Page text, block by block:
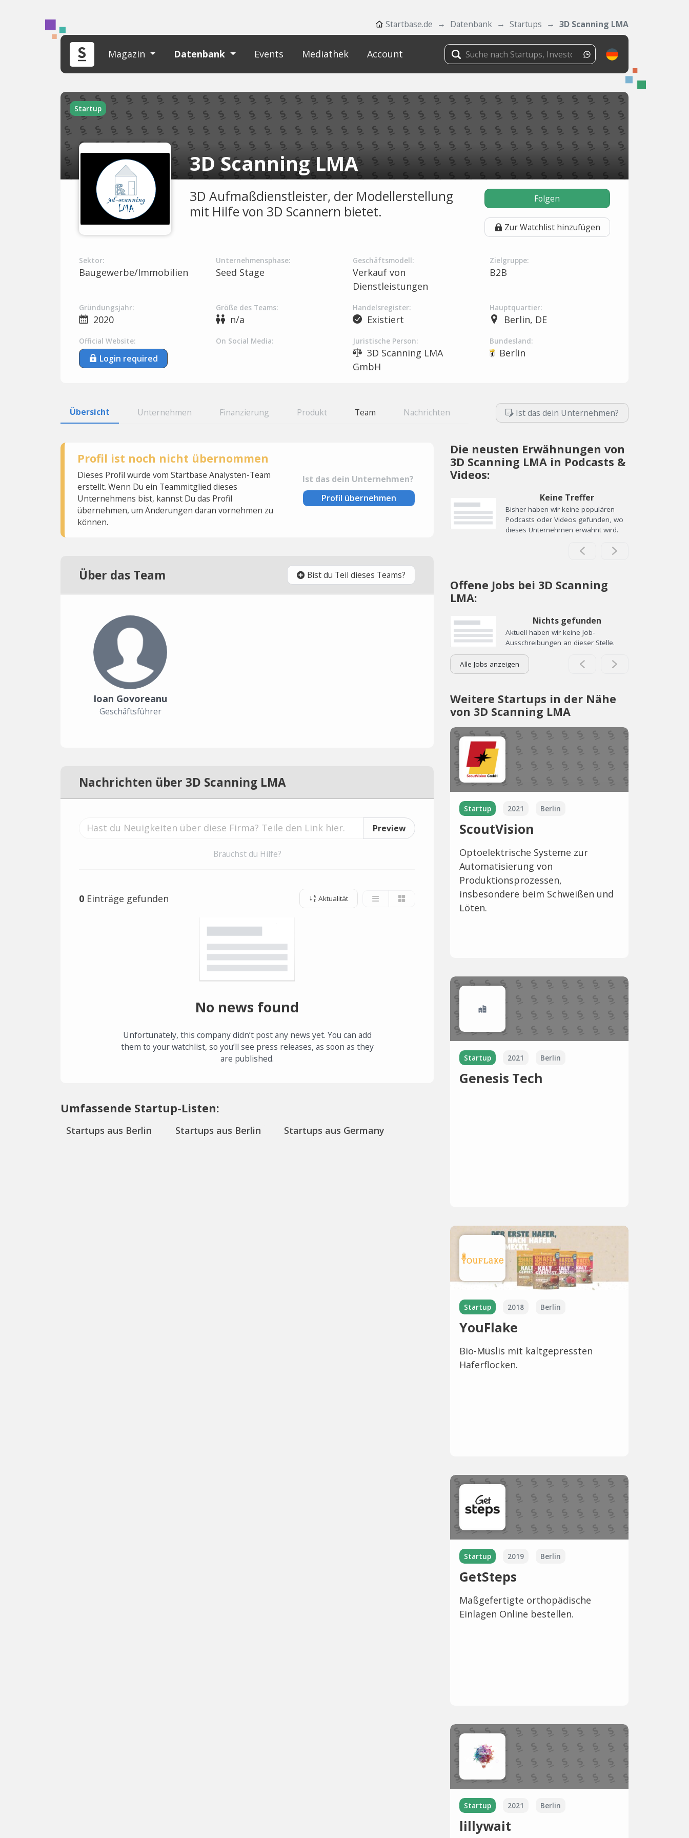
Startbase.de Datenbank Startups 3D Scanning LMA
Magazin Datenbank Events Mediathek Account
Startup
3D Scanning LMA
3D Aufmaßdienstleister, der Modellerstellung
mit Hilfe von 3D Scannern bietet.
Folgen
Zur Watchlist hinzufügen
Sektor:
Baugewerbe/Immobilien
Unternehmensphase:
Seed Stage
Geschäftsmodell:
Verkauf von
Dienstleistungen
Zielgruppe:
B2B
Gründungsjahr:
2020
Größe des Teams:
n/a
Handelsregister:
Existiert
Hauptquartier:
Berlin, DE
Official Website:
Login required
On Social Media: Juristische Person:
3D Scanning LMA
GmbH
Bundesland:
Berlin
Übersicht Unternehmen Finanzierung Produkt Team Nachrichten Ist das dein Unternehmen?
Profil ist noch nicht übernommen
Dieses Profil wurde vom Startbase Analysten-Team
erstellt. Wenn Du ein Teammitglied dieses
Unternehmens bist, kannst Du das Profil
übernehmen, um Änderungen daran vornehmen zu
können.
Ist das dein Unternehmen?
Profil übernehmen
Über das Team Bist du Teil dieses Teams?
Ioan Govoreanu
Geschäftsführer
Nachrichten über 3D Scanning LMA
Preview
Brauchst du Hilfe?
0 Einträge gefunden Aktualität
No news found
Unfortunately, this company didn’t post any news yet. You can add
them to your watchlist, so you’ll see press releases, as soon as they
are published.
Umfassende Startup-Listen:
Startups aus Berlin Startups aus Berlin Startups aus Germany
Die neusten Erwähnungen von
3D Scanning LMA in Podcasts &
Videos:
Keine Treffer
Bisher haben wir keine populären
Podcasts oder Videos gefunden, wo
dieses Unternehmen erwähnt wird.
Offene Jobs bei 3D Scanning
LMA:
Nichts gefunden
Aktuell haben wir keine Job-
Ausschreibungen an dieser Stelle.
Alle Jobs anzeigen
Weitere Startups in der Nähe
von 3D Scanning LMA
Startup 2021 Berlin
ScoutVision
Optoelektrische Systeme zur
Automatisierung von
Produktionsprozessen,
insbesondere beim Schweißen und
Löten.
Startup 2021 Berlin
Genesis Tech
Startup 2018 Berlin
YouFlake
Bio-Müslis mit kaltgepressten
Haferflocken.
Startup 2019 Berlin
GetSteps
Maßgefertigte orthopädische
Einlagen Online bestellen.
Startup 2021 Berlin
lillywait